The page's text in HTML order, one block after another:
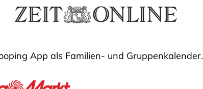
App als Familien- und Gruppenkalender.